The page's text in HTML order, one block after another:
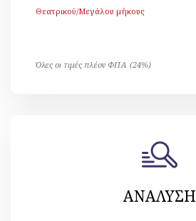
Θεατρικού/Μεγάλου μήκους
Όλες οι τιμές πλέον ΦΠΑ (24%)
ΑΝΑΛΥΣΗ